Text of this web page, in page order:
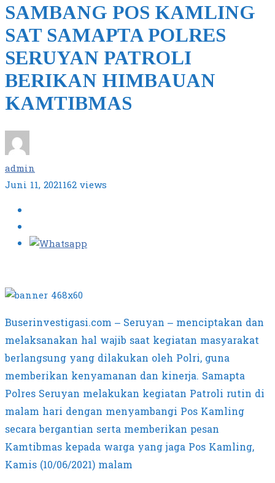
SAMBANG POS KAMLING
SAT SAMAPTA POLRES
SERUYAN PATROLI
BERIKAN HIMBAUAN
KAMTIBMAS
admin
Juni 11, 2021162 views
Buserinvestigasi.com – Seruyan – menciptakan dan
melaksanakan hal wajib saat kegiatan masyarakat
berlangsung yang dilakukan oleh Polri, guna
memberikan kenyamanan dan kinerja. Samapta
Polres Seruyan melakukan kegiatan Patroli rutin di
malam hari dengan menyambangi Pos Kamling
secara bergantian serta memberikan pesan
Kamtibmas kepada warga yang jaga Pos Kamling,
Kamis (10/06/2021) malam